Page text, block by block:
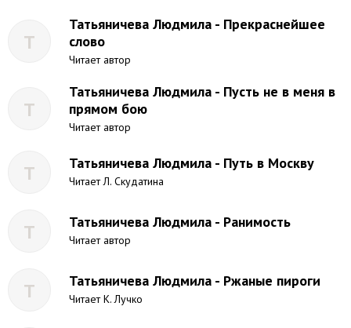
Т
Татьяничева Людмила - Прекраснейшее
слово
Читает автор
Т
Татьяничева Людмила - Пусть не в меня в
прямом бою
Читает автор
Т Татьяничева Людмила - Путь в Москву
Читает Л. Скудатина
Т Татьяничева Людмила - Ранимость
Читает автор
Т Татьяничева Людмила - Ржаные пироги
Читает К. Лучко